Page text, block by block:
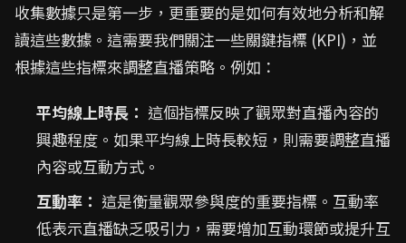
收集數據只是第一步，更重要的是如何有效地分析和解
讀這些數據。這需要我們關注一些關鍵指標 (KPI)，並
根據這些指標來調整直播策略。例如：
平均線上時長： 這個指標反映了觀眾對直播內容的
興趣程度。如果平均線上時長較短，則需要調整直播
內容或互動方式。
互動率： 這是衡量觀眾參與度的重要指標。互動率
低表示直播缺乏吸引力，需要增加互動環節或提升互